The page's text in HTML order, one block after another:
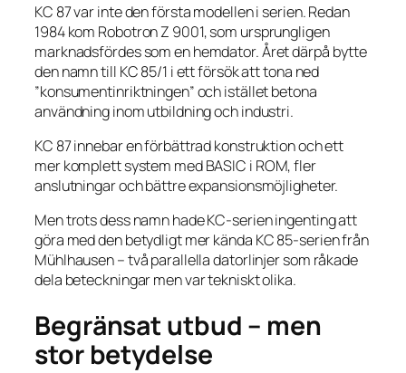
KC 87 var inte den första modellen i serien. Redan
1984 kom Robotron Z 9001, som ursprungligen
marknadsfördes som en hemdator. Året därpå bytte
den namn till KC 85/1 i ett försök att tona ned
”konsumentinriktningen” och istället betona
användning inom utbildning och industri.
KC 87 innebar en förbättrad konstruktion och ett
mer komplett system med BASIC i ROM, fler
anslutningar och bättre expansionsmöjligheter.
Men trots dess namn hade KC-serien ingenting att
göra med den betydligt mer kända KC 85-serien från
Mühlhausen – två parallella datorlinjer som råkade
dela beteckningar men var tekniskt olika.
Begränsat utbud – men
stor betydelse